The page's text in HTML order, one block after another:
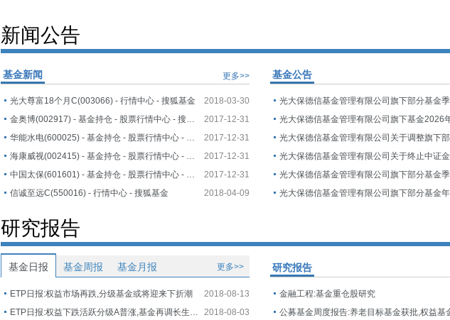
新闻公告
更多>>
基金新闻
2018-03-30
光大尊富18个月C(003066) - 行情中心 - 搜狐基金
2017-12-31
金奥博(002917) - 基金持仓 - 股票行情中心 - 搜狐证券
2017-12-31
华能水电(600025) - 基金持仓 - 股票行情中心 - 搜狐证券
2017-12-31
海康威视(002415) - 基金持仓 - 股票行情中心 - 搜狐证券
2017-12-31
中国太保(601601) - 基金持仓 - 股票行情中心 - 搜狐证券
2018-04-09
信诚至远C(550016) - 行情中心 - 搜狐基金
基金公告
研究报告
基金日报 基金周报 基金月报 更多>>
2018-08-13
ETP日报:权益市场再跌,分级基金或将迎来下折潮
2018-08-03
ETP日报:权益下跌活跃分级A普涨,基金再调长生生物估值
研究报告
金融工程:基金重仓股研究